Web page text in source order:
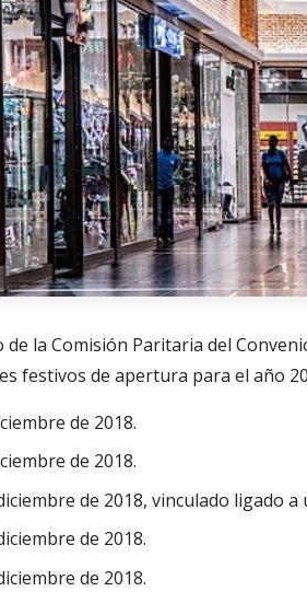
de la Comisión Paritaria del
festivos de apertura para el año
de 2018.
de 2018.
de 2018, vinculado ligado
de 2018.
de 2018.